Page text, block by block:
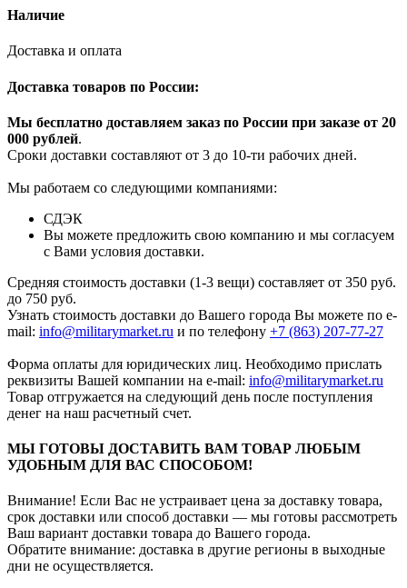
Наличие
Доставка и оплата
Доставка товаров по России:
Мы бесплатно доставляем заказ по России при заказе от 20
000 рублей.
Сроки доставки составляют от 3 до 10-ти рабочих дней.
Мы работаем со следующими компаниями:
СДЭК
Вы можете предложить свою компанию и мы согласуем
с Вами условия доставки.
Средняя стоимость доставки (1-3 вещи) составляет от 350 руб.
до 750 руб.
Узнать стоимость доставки до Вашего города Вы можете по e-
mail: info@militarymarket.ru и по телефону +7 (863) 207-77-27
Форма оплаты для юридических лиц. Необходимо прислать
реквизиты Вашей компании на е-mail: info@militarymarket.ru
Товар отгружается на следующий день после поступления
денег на наш расчетный счет.
МЫ ГОТОВЫ ДОСТАВИТЬ ВАМ ТОВАР ЛЮБЫМ
УДОБНЫМ ДЛЯ ВАС СПОСОБОМ!
Внимание! Если Вас не устраивает цена за доставку товара,
срок доставки или способ доставки — мы готовы рассмотреть
Ваш вариант доставки товара до Вашего города.
Обратите внимание: доставка в другие регионы в выходные
дни не осуществляется.